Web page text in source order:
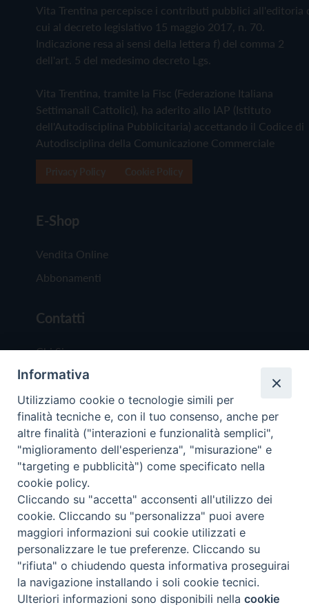
Vita Trentina percepisce i contributi pubblici all'editoria
cui al decreto legislativo 15 maggio 2017, n. 70.
Indicazione resa ai sensi della lettera f) del comma 2
dell'art. 5 del medesimo decreto Lgs.
Vita Trentina, tramite la Fisc (Federazione Italiana
Settimanali Cattolici), ha aderito allo IAP (Istituto
dell'Autodisciplina Pubblicitaria) accettando il Codice di
Autodisciplina della Comunicazione Commerciale
E-Shop
Vendita Online
Abbonamenti
Contatti
Chi Siamo
Redazione
Scrivici
Copyright © 2019 - Tutti i diritti riservati - Vita
Trentina Editrice
Privacy Policy
Torna
Preferenze Cookie
Informativa
Utilizziamo cookie o tecnologie simili per
finalità tecniche e, con il tuo consenso, anche per
altre finalità ("interazioni e funzionalità semplici",
"miglioramento dell'esperienza", "misurazione" e
"targeting e pubblicità") come specificato nella
cookie policy.
Cliccando su "accetta" acconsenti all'utilizzo dei
cookie. Cliccando su "personalizza" puoi avere
maggiori informazioni sui cookie utilizzati e
personalizzare le tue preferenze. Cliccando su
"rifiuta" o chiudendo questa informativa proseguirai
la navigazione installando i soli cookie tecnici.
Ulteriori informazioni sono disponibili nellacookie